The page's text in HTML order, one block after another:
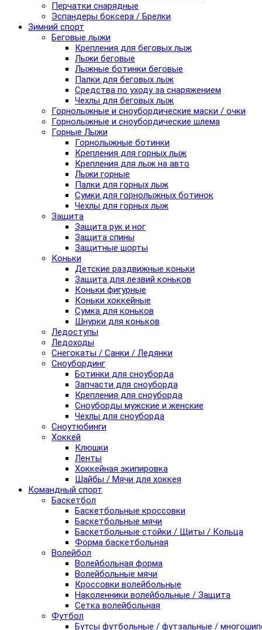
Перчатки снарядные
Эспандеры боксера / Брелки
Зимний спорт
Беговые лыжи
Крепления для беговых лыж
Лыжи беговые
Лыжные ботинки беговые
Палки для беговых лыж
Средства по уходу за снаряжением
Чехлы для беговых лыж
Горнолыжные и сноубордические маски / очки
Горнолыжные и сноубордические шлема
Горные Лыжи
Горнолыжные ботинки
Крепления для горных лыж
Крепления для лыж на авто
Лыжи горные
Палки для горных лыж
Сумки для горнолыжных ботинок
Чехлы для горных лыж
Защита
Защита рук и ног
Защита спины
Защитные шорты
Коньки
Детские раздвижные коньки
Защита для лезвий коньков
Коньки фигурные
Коньки хоккейные
Сумка для коньков
Шнурки для коньков
Ледоступы
Ледоходы
Снегокаты / Санки / Ледянки
Сноубординг
Ботинки для сноуборда
Запчасти для сноуборда
Крепления для сноуборда
Сноуборды мужские и женские
Чехлы для сноуборда
Сноутюбинги
Хоккей
Клюшки
Ленты
Хоккейная экипировка
Шайбы / Мячи для хоккея
Командный спорт
Баскетбол
Баскетбольные кроссовки
Баскетбольные мячи
Баскетбольные стойки / Щиты / Кольца
Форма баскетбольная
Волейбол
Волейбольная форма
Волейбольные мячи
Кроссовки волейбольные
Наколенники волейбольные / Защита
Сетка волейбольная
Футбол
Бутсы футбольные / футзальные /